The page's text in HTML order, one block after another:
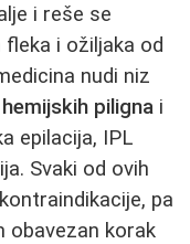
i reše se
i ožiljaka od
nudi niz
hemijskih piligna i
epilacija, IPL
Svaki od ovih
pa
obavezan korak